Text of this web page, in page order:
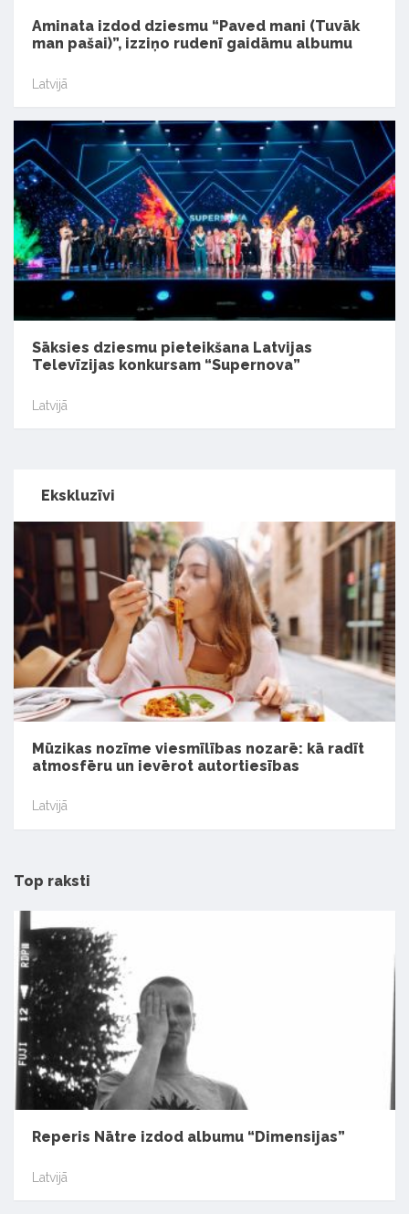
Aminata izdod dziesmu “Paved mani (Tuvāk
man pašai)”, izziņo rudenī gaidāmu albumu
Latvijā
Sāksies dziesmu pieteikšana Latvijas
Televīzijas konkursam “Supernova”
Latvijā
Ekskluzīvi
Mūzikas nozīme viesmīlības nozarē: kā radīt
atmosfēru un ievērot autortiesības
Latvijā
Top raksti
Reperis Nātre izdod albumu “Dimensijas”
Latvijā